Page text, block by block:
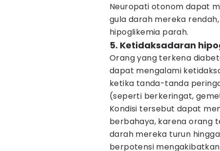
Neuropati otonom dapat
gula darah mereka
hipoglikemia parah.
5. Ketidaksadaran
Orang yang terkena
dapat mengalami
ketika tanda-tanda
(seperti berkeringat,
Kondisi tersebut dapat
berbahaya, karena orang
darah mereka turun
berpotensi